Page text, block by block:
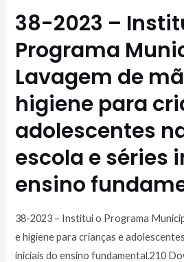
38-2023 –
Programa
Lavagem de
higiene para
adolescentes
escola e séries
ensino
38-2023 – Institui o Programa
e higiene para crianças e
iniciais do ensino fundamental.210